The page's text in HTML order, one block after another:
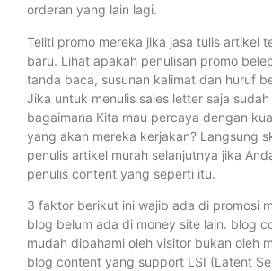
orderan yang lain lagi.
Teliti promo mereka jika jasa tulis artikel
baru. Lihat apakah penulisan promo
tanda baca, susunan kalimat dan huruf
Jika untuk menulis sales letter saja
bagaimana Kita mau percaya dengan
yang akan mereka kerjakan? Langsung
penulis artikel murah selanjutnya jika
penulis content yang seperti itu.
3 faktor berikut ini wajib ada di promosi
blog belum ada di money site lain. blog
mudah dipahami oleh visitor bukan oleh
blog content yang support LSI (Latent